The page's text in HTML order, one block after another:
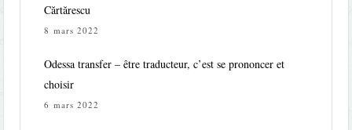
Cărtărescu
8 mars 2022
Odessa transfer – être traducteur, c’est se prononcer et
choisir
6 mars 2022